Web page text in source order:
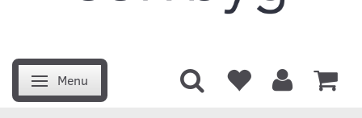
Skifte navigation
Menu